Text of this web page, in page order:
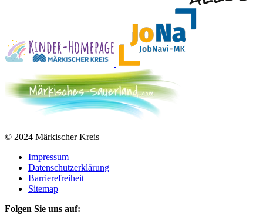
© 2024 Märkischer Kreis
Impressum
Datenschutzerklärung
Barrierefreiheit
Sitemap
Folgen Sie uns auf: